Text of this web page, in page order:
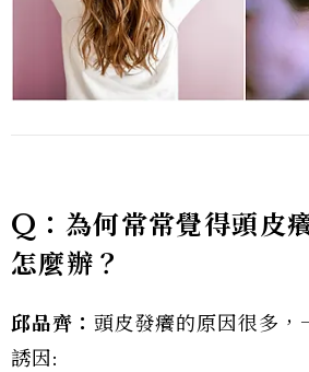
Q ：為何常常覺得頭皮
怎麼辦？
邱品齊： 頭皮發癢的原因很多，
誘因: